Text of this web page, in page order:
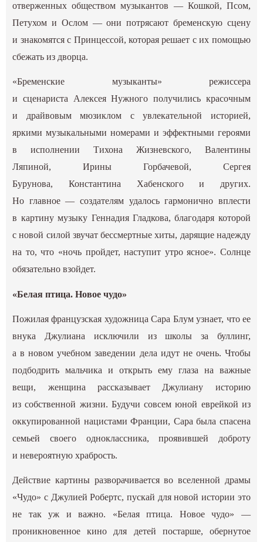
отверженных обществом музыкантов — Кошкой, Псом,
Петухом и Ослом — они потрясают бременскую сцену
и знакомятся с Принцессой, которая решает с их помощью
сбежать из дворца.
«Бременские музыканты» режиссера
и сценариста Алексея Нужного получились красочным
и драйвовым мюзиклом с увлекательной историей,
яркими музыкальными номерами и эффектными героями
в исполнении Тихона Жизневского, Валентины
Ляпиной, Ирины Горбачевой, Сергея
Бурунова, Константина Хабенского и других.
Но главное — создателям удалось гармонично вплести
в картину музыку Геннадия Гладкова, благодаря которой
с новой силой звучат бессмертные хиты, дарящие надежду
на то, что «ночь пройдет, наступит утро ясное». Солнце
обязательно взойдет.
«Белая птица. Новое чудо»
Пожилая французская художница Сара Блум узнает, что ее
внука Джулиана исключили из школы за буллинг,
а в новом учебном заведении дела идут не очень. Чтобы
подбодрить мальчика и открыть ему глаза на важные
вещи, женщина рассказывает Джулиану историю
из собственной жизни. Будучи совсем юной еврейкой из
оккупированной нацистами Франции, Сара была спасена
семьей своего одноклассника, проявившей доброту
и невероятную храбрость.
Действие картины разворачивается во вселенной драмы
«Чудо» с Джулией Робертс, пускай для новой истории это
не так уж и важно. «Белая птица. Новое чудо» —
проникновенное кино для детей постарше, обернутое